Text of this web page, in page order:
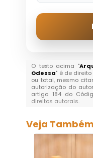
O texto acima "
Odessa" é de
ou total, mesmo
autorização do
artigo 184 do
direitos autorais.
Veja Também